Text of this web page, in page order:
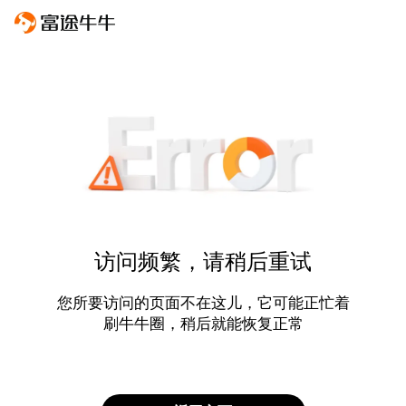
访问频繁，请稍后重试
您所要访问的页面不在这儿，它可能正忙着
刷牛牛圈，稍后就能恢复正常